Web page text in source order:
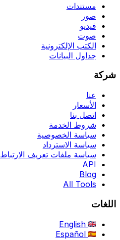
مستندات
صور
فيديو
صوت
الكتب الإلكترونية
جداول البيانات
شركة
عنا
الأسعار
اتصل بنا
شروط الخدمة
سياسة الخصوصية
سياسة الاسترداد
سياسة ملفات تعريف الارتباط
API
Blog
All Tools
اللغات